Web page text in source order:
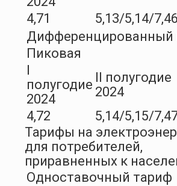
4,71
5,13/5,14/7,46
Пиковая
полугодие
2024
II полугодие
2024
4,72
5,14/5,15/
Тарифы на
для потребителей,
приравненных к
Одноставочный тариф